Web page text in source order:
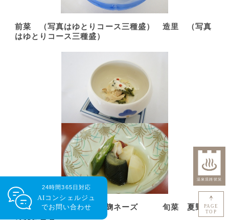
前菜 （写真はゆとりコース三種盛）
造里 （写真
はゆとりコース三種盛）
先附 苦瓜と焼笹身の塩麹ネーズ
旬菜 夏野菜
PAGE
TOP
24時間365日対応
AIコンシェルジュ
でお問い合わせ